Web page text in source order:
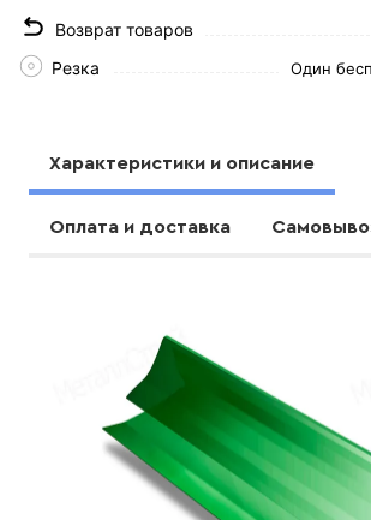
Возврат товаров
Резка Один
Характеристики и описание
Оплата и доставка